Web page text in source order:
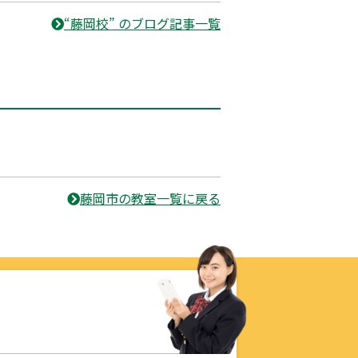
“藤岡校” のブログ記事一覧
藤岡市の教室一覧に戻る